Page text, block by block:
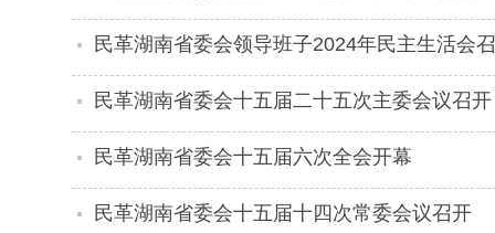
民革湖南省委会领导班子2024年民主生活会
民革湖南省委会十五届二十五次主委会议召开
民革湖南省委会十五届六次全会开幕
民革湖南省委会十五届十四次常委会议召开